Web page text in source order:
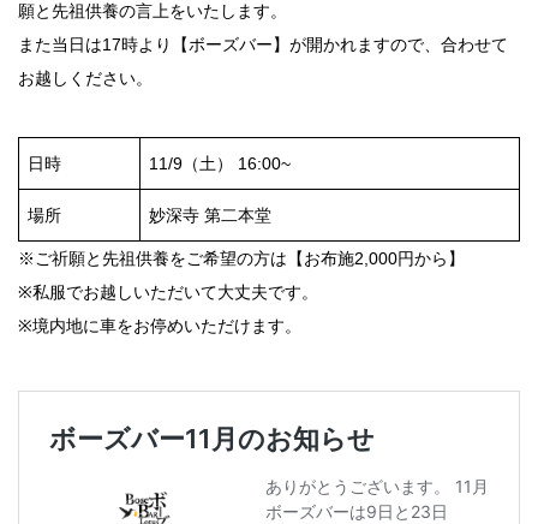
願と先祖供養の言上をいたします。
また当日は17時より【ボーズバー】が開かれますので、合わせて
お越しください。
日時 11/9（土） 16:00~
場所 妙深寺 第二本堂
※ご祈願と先祖供養をご希望の方は【お布施2,000円から】
※私服でお越しいただいて大丈夫です。
※境内地に車をお停めいただけます。